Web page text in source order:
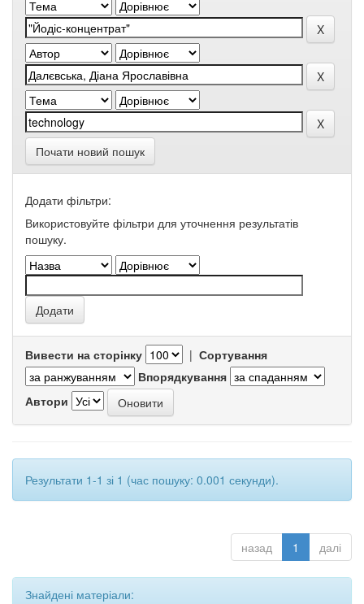
Почати новий пошук
Додати фільтри:
Використовуйте фільтри для уточнення результатів
пошуку.
Вивести на сторінку | Сортування
Впорядкування
Автори
Результати 1-1 зі 1 (час пошуку: 0.001 секунди).
назад 1 далі
Знайдені матеріали: